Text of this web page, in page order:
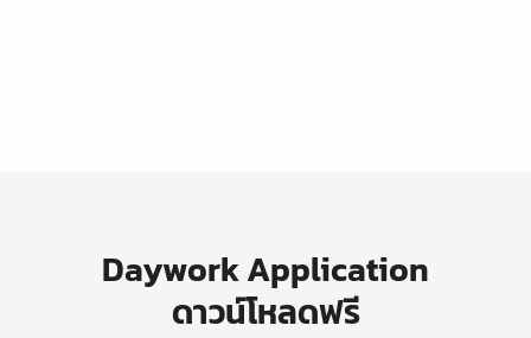
Daywork Application
ดาวน์โหลดฟรี